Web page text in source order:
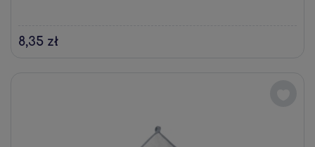
8,35 zł